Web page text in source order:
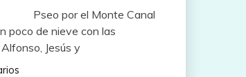
Pseo por el Monte Canal
poco de nieve con las
Jesús y